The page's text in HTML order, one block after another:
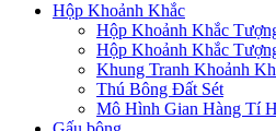
Hộp Khoảnh Khắc
Hộp Khoảnh Khắc
Hộp Khoảnh Khắc
Khung Tranh Khoảnh
Thú Bông Đất Sét
Mô Hình Gian Hàng Tí